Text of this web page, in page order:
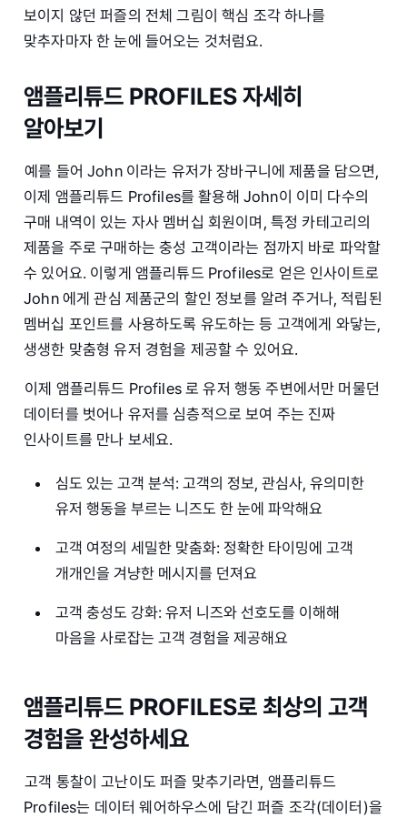
보이지 않던 퍼즐의 전체 그림이 핵심 조각 하나를
맞추자마자 한 눈에 들어오는 것처럼요.
앰플리튜드 PROFILES 자세히
알아보기
예를 들어 John 이라는 유저가 장바구니에 제품을 담으면,
이제 앰플리튜드 Profiles를 활용해 John이 이미 다수의
구매 내역이 있는 자사 멤버십 회원이며, 특정 카테고리의
제품을 주로 구매하는 충성 고객이라는 점까지 바로 파악할
수 있어요. 이렇게 앰플리튜드 Profiles로 얻은 인사이트로
John 에게 관심 제품군의 할인 정보를 알려 주거나, 적립된
멤버십 포인트를 사용하도록 유도하는 등 고객에게 와닿는,
생생한 맞춤형 유저 경험을 제공할 수 있어요.
이제 앰플리튜드 Profiles 로 유저 행동 주변에서만 머물던
데이터를 벗어나 유저를 심층적으로 보여 주는 진짜
인사이트를 만나 보세요.
심도 있는 고객 분석: 고객의 정보, 관심사, 유의미한
유저 행동을 부르는 니즈도 한 눈에 파악해요
고객 여정의 세밀한 맞춤화: 정확한 타이밍에 고객
개개인을 겨냥한 메시지를 던져요
고객 충성도 강화: 유저 니즈와 선호도를 이해해
마음을 사로잡는 고객 경험을 제공해요
앰플리튜드 PROFILES로 최상의 고객
경험을 완성하세요
고객 통찰이 고난이도 퍼즐 맞추기라면, 앰플리튜드
Profiles는 데이터 웨어하우스에 담긴 퍼즐 조각(데이터)을